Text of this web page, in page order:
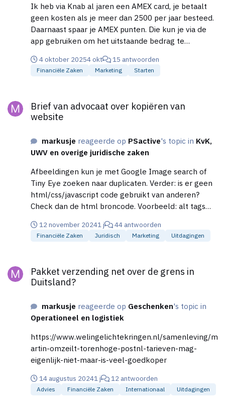
Ik heb via Knab al jaren een AMEX card, je betaalt
geen kosten als je meer dan 2500 per jaar besteed.
Daarnaast spaar je AMEX punten. Die kun je via de
app gebruiken om het uitstaande bedrag te
4 oktober 20254 okt 15 antwoorden
Financiële Zaken Marketing Starten
Brief van advocaat over kopiëren van
website
markusje reageerde op PSactive's topic in KvK,
UWV en overige juridische zaken
Afbeeldingen kun je met Google Image search of
Tiny Eye zoeken naar duplicaten. Verder: is er geen
html/css/javascript code gebruikt van anderen?
Check dan de html broncode. Voorbeeld: alt tags
Die komen dan weer tevoorschijn in zoekresultaten
van Google bijv.
12 november 20241 j 44 antwoorden
Financiële Zaken Juridisch Marketing Uitdagingen
Pakket verzending net over de grens in
Duitsland?
markusje reageerde op Geschenken's topic in
Operationeel en logistiek
https://www.welingelichtekringen.nl/samenleving/m
artin-omzeilt-torenhoge-postnl-tarieven-mag-
eigenlijk-niet-maar-is-veel-goedkoper
14 augustus 20241 j 12 antwoorden
Advies Financiële Zaken Internationaal Uitdagingen